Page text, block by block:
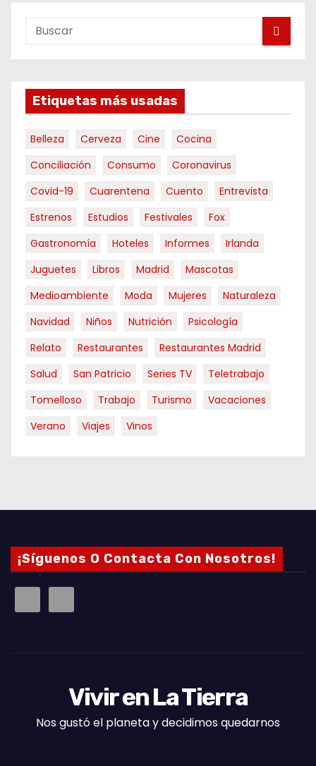
Etiquetas más usadas
Belleza Cerveza Cine
Cocina
Conciliación
Consumo
Coronavirus
Covid-19
Cuarentena Cuento
Entrevista
Estrenos
Estudios Festivales
Fox
Gastronomía
Hoteles Informes
Irlanda
Juguetes
Libros Madrid
Mascotas
Medioambiente
Moda Mujeres
Naturaleza
Navidad
Niños Nutrición
Psicología
Relato
Restaurantes
Restaurantes Madrid
Salud
San Patricio Series TV
Teletrabajo
Tomelloso
Trabajo Turismo
Vacaciones
Verano
Viajes Vinos
¡Síguenos O Contacta Con Nosotros!
Vivir en La Tierra
Nos gustó el planeta y decidimos quedarnos